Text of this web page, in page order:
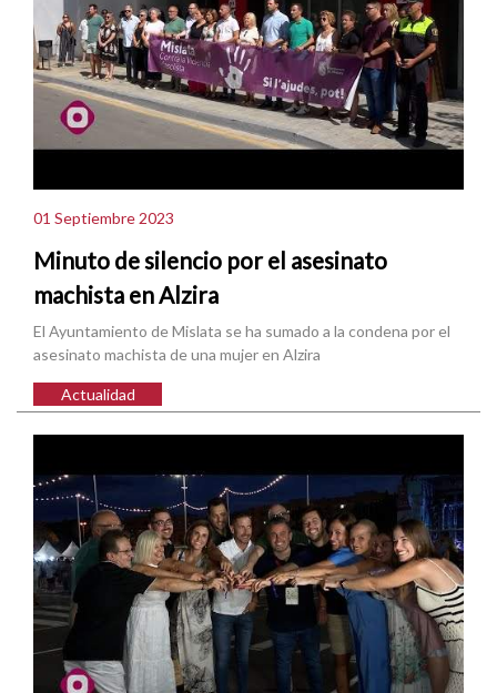
01 Septiembre 2023
Minuto de silencio por el asesinato
machista en Alzira
El Ayuntamiento de Mislata se ha sumado a la condena por el
asesinato machista de una mujer en Alzira
Actualidad